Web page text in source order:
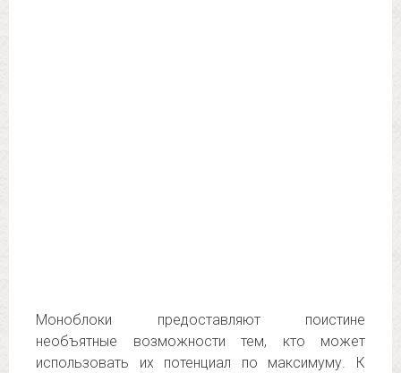
Моноблоки предоставляют поистине
необъятные возможности тем, кто может
использовать их потенциал по максимуму. К